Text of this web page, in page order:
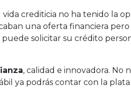
crediticia no ha tenido la
una oferta financiera
solicitar su crédito
, calidad e innovadora. No
ya podrás contar con la